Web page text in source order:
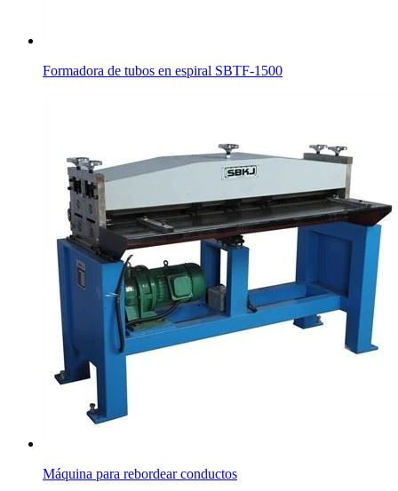
Formadora de tubos en espiral SBTF-1500
Máquina para rebordear conductos